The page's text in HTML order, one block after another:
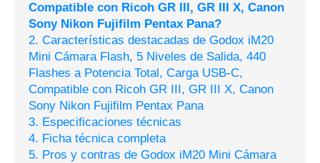
Compatible con Ricoh GR III, GR III X, Canon
Sony Nikon Fujifilm Pentax Pana?
2. Características destacadas de Godox iM20
Mini Cámara Flash, 5 Niveles de Salida, 440
Flashes a Potencia Total, Carga USB-C,
Compatible con Ricoh GR III, GR III X, Canon
Sony Nikon Fujifilm Pentax Pana
3. Especificaciones técnicas
4. Ficha técnica completa
5. Pros y contras de Godox iM20 Mini Cámara